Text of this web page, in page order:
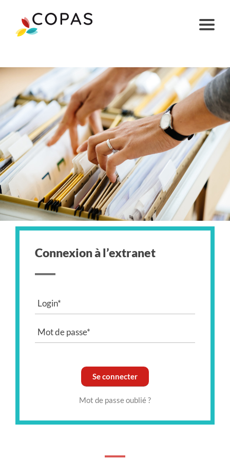
Connexion à l’extranet
Mot de passe oublié ?